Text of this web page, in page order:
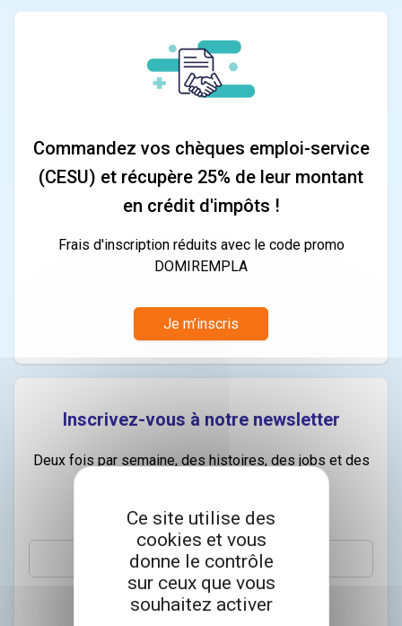
Commandez vos chèques emploi-service
(CESU) et récupère 25% de leur montant
en crédit d'impôts !
Frais d'inscription réduits avec le code promo
DOMIREMPLA
Je m’inscris
Inscrivez-vous à notre newsletter
Deux fois par semaine, des histoires, des jobs et des
Email
S’abonner
Ce site utilise des
cookies et vous
donne le contrôle
sur ceux que vous
souhaitez activer